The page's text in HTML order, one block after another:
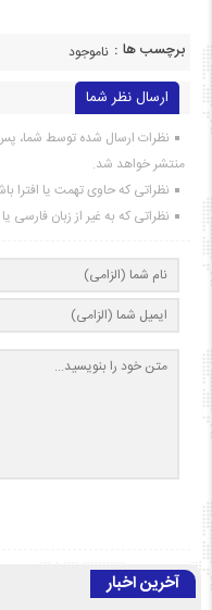
برچسب ها : ناموجود
ارسال نظر شما
نظرات ارسال شده توسط شما،
منتشر خواهد شد.
نظراتی که حاوی تهمت یا افترا
نظراتی که به غیر از زبان فارسی
آخرین اخبار